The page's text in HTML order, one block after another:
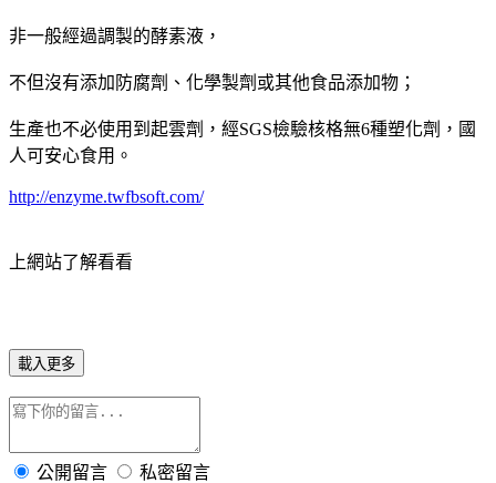
非一般經過調製的酵素液，
不但沒有添加防腐劑、化學製劑或其他食品添加物；
生產也不必使用到起雲劑，經SGS檢驗核格無6種塑化劑，國
人可安心食用。
http://enzyme.twfbsoft.com/
上網站了解看看
載入更多
公開留言 私密留言